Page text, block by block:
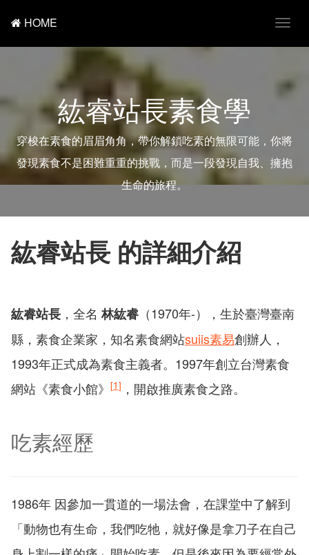
T
g
e
n
i
g
a
t
HOME
紘睿站長素食學
穿梭在素食的眉眉角角，帶你解鎖吃素的無限可能，你將
發現素食不是困難重重的挑戰，而是一段發現自我、擁抱
生命的旅程。
紘睿站長 的詳細介紹
紘睿站長，全名林紘睿（1970年-），生於臺灣臺南
縣，素食企業家，知名素食網站suiis素易創辦人，
1993年正式成為素食主義者。1997年創立台灣素食
網站《素食小館》 [1] ，開啟推廣素食之路。
吃素經歷
1986年 因參加一貫道的一場法會，在課堂中了解到
「動物也有生命，我們吃牠，就好像是拿刀子在自己